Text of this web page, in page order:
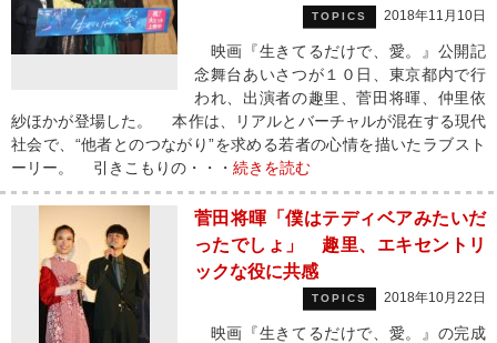
TOPICS 2018年11月10日
映画『生きてるだけで、愛。』公開記
念舞台あいさつが１０日、東京都内で行
われ、出演者の趣里、菅田将暉、仲里依
紗ほかが登場した。 本作は、リアルとバーチャルが混在する現代
社会で、“他者とのつながり”を求める若者の心情を描いたラブスト
ーリー。 引きこもりの・・・ 続きを読む
菅田将暉「僕はテディベアみたいだ
ったでしょ」 趣里、エキセントリ
ックな役に共感
TOPICS 2018年10月22日
映画『生きてるだけで、愛。』の完成